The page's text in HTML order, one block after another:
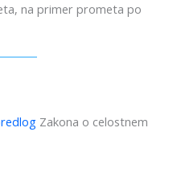
na primer prometa po
Zakona o celostnem